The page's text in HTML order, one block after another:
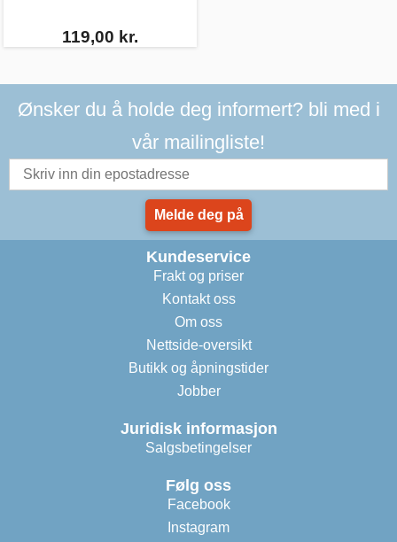
119,00 kr.
Ønsker du å holde deg informert? bli med i
vår mailingliste!
Melde deg på
Kundeservice
Frakt og priser
Kontakt oss
Om oss
Nettside-oversikt
Butikk og åpningstider
Jobber
Juridisk informasjon
Salgsbetingelser
Følg oss
Facebook
Instagram